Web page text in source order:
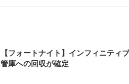
【フォートナイト】インフィニティ
管庫への回収が確定